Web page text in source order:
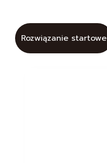
Rozwiązanie startowe